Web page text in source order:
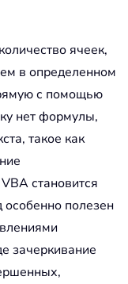
ячеек,
в определенном
с помощью
нет формулы,
такое как
становится
полезен
зачеркивание